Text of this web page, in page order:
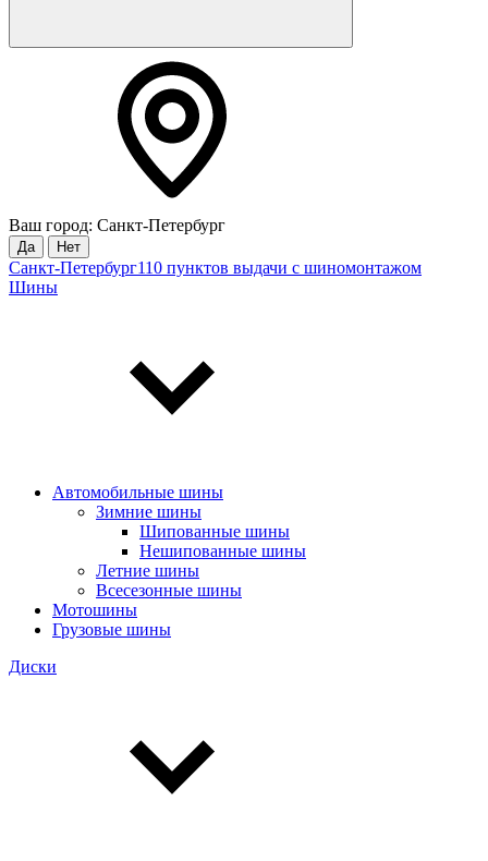
Ваш город: Санкт-Петербург
Да Нет
Санкт-Петербург110 пунктов выдачи с шиномонтажом
Шины
Автомобильные шины
Зимние шины
Шипованные шины
Нешипованные шины
Летние шины
Всесезонные шины
Мотошины
Грузовые шины
Диски